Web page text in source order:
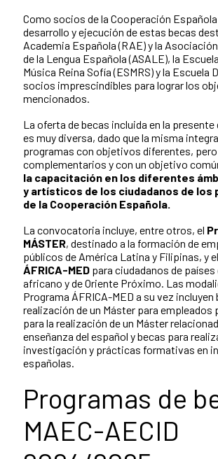
Como socios de la Cooperación Española
desarrollo y ejecución de estas becas
Academia Española (RAE) y la
de la Lengua Española (ASALE), la
Música Reina Sofía (ESMRS) y la Escuela
socios imprescindibles para lograr los
mencionados.
La oferta de becas incluida en la
es muy diversa, dado que la misma
programas con objetivos diferentes,
complementarios y con un objetivo
la capacitación en los diferentes
y artísticos de los ciudadanos de los
de la Cooperación Española.
La convocatoria incluye, entre otros, el
MÁSTER, destinado a la formación de
públicos de América Latina y Filipinas, y el
ÁFRICA-MED para ciudadanos de
africano y de Oriente Próximo. Las
Programa ÁFRICA-MED a su vez incluyen
realización de un Máster para empleados
para la realización de un Máster
enseñanza del español y becas para
investigación y prácticas formativas en
españolas.
Programas de
MAEC-AECID